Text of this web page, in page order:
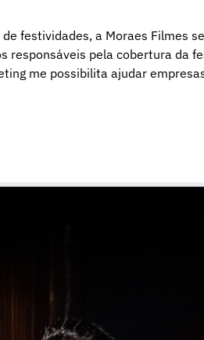
festividades, a Moraes Filmes
responsáveis pela cobertura da
me possibilita ajudar